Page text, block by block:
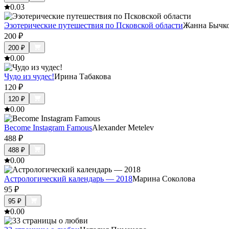
0.03
Эзотерические путешествия по Псковской областиЖанна
200 ₽
200 ₽
0.00
Чудо из чудес!Ирина Табакова
120 ₽
120 ₽
0.00
Become Instagram FamousAlexander Metelev
488 ₽
488 ₽
0.00
Астрологический календарь — 2018Марина Соколова
95 ₽
95 ₽
0.00